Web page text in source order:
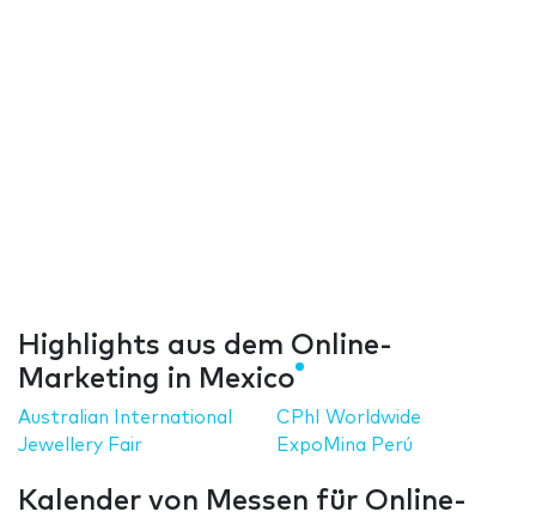
Highlights aus dem Online-
Marketing in Mexico
Australian International
Jewellery Fair
CPhI Worldwide
ExpoMina Perú
Kalender von Messen für Online-